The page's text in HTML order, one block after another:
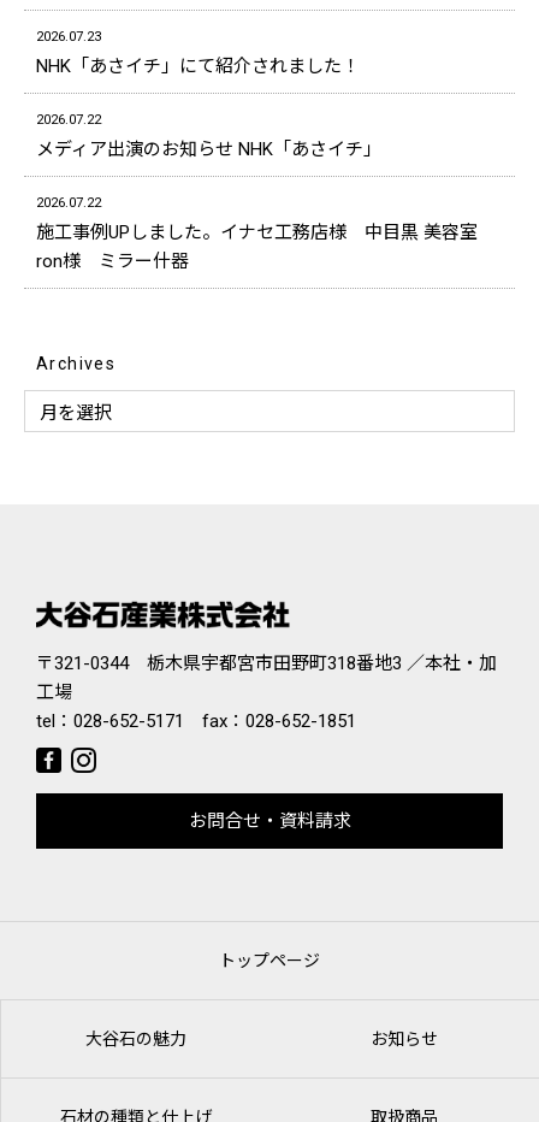
2026.07.23
NHK「あさイチ」にて紹介されました！
2026.07.22
メディア出演のお知らせ NHK「あさイチ」
2026.07.22
施工事例UPしました。イナセ工務店様 中目黒 美容室
ron様 ミラー什器
Archives
〒321-0344 栃木県宇都宮市田野町318番地3 ／本社・加
工場
tel： 028-652-5171 fax：028-652-1851
お問合せ・資料請求
トップページ
大谷石の魅力 お知らせ
石材の種類と仕上げ 取扱商品